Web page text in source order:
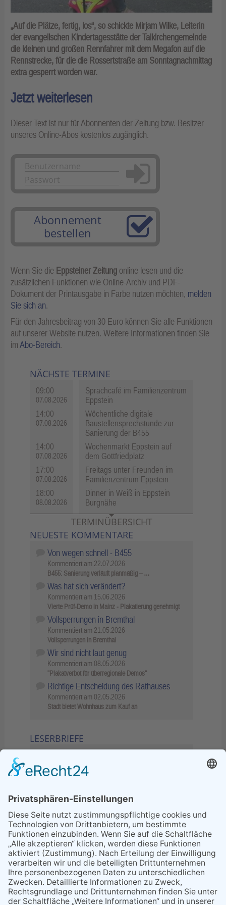
„Auf die Plätze, fertig, los“, so schickte Mirjam Wilke, Leiterin
der evangelischen Kindertagesstätte der Talkirchengemeinde
die kleinen und großen Rennfahrer mit dem Megafon auf die
Rennstrecke, für die die Rossertstraße am Sonntagnachmittag
extra gesperrt worden war.
Jetzt weiterlesen
Dieser Text ist nur für Abonnenten der Zeitung bzw. Besitzer
unseres Online-Abos kostenlos zugänglich.
Anmelden
Abonnement
bestellen
Wenn Sie die Eppsteiner Zeitung online lesen und die
zusätzlichen Funktionen wie Online-Archiv und PDF-
Dokument der Printausgabe in Farbe nutzen möchten, melden
Sie sich an.
Für den Jahresbeitrag von 30 Euro können Sie alle Funktionen
auf unserer Website nutzen. Weitere Informationen finden Sie
imAbo-Bereich.
NÄCHSTE TERMINE
09:00
07.08.2026
Sprachcafé im Familienzentrum
Eppstein
14:00
07.08.2026
Wöchentliche digitale
Baustellensprechstunde zur
Sanierung der B455
14:00
07.08.2026
Wochenmarkt Eppstein auf
dem Gottfriedplatz
17:00
07.08.2026
Freitags unter Freunden im
Familienzentrum Eppstein
18:00
08.08.2026
Dinner in Weiß in Eppstein
Burgnähe
TERMINÜBERSICHT
NEUESTE KOMMENTARE
Von wegen schnell - B455
Kommentiert am 22.07.2026
B455: Sanierung verläuft planmäßig – …
Was hat sich verändert?
Kommentiert am 15.06.2026
Vierte Prüf-Demo in Mainz - Plakatierung genehmigt
Vollsperrungen in Bremthal
Kommentiert am 21.05.2026
Vollsperrungen in Bremthal
Wir sind nicht laut genug
Kommentiert am 08.05.2026
"Plakatverbot für überregionale Demos"
Richtige Entscheidung des Rathauses
Kommentiert am 02.05.2026
Stadt bietet Wohnhaus zum Kauf an
LESERBRIEFE
Sperrung B455: Kleiner
Grenzverkehr statt weite Wege
21.04.2026
Wenn Bahn-Computer nicht
miteinander kommunizieren
11.03.2026
"Plakatverbot für überregionale
Demos"
04.02.2026
Gelbe Tonne – Ein kleiner Blick
über den Tellerand
04.02.2026